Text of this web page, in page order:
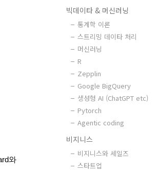
와
빅데이타 & 머신러닝
통계학 이론
스트리밍 데이타 처리
머신러닝
R
Zepplin
Google BigQuery
생성형 AI (ChatGPT etc)
Pytorch
Agentic coding
비지니스
비지니스와 세일즈
스타트업